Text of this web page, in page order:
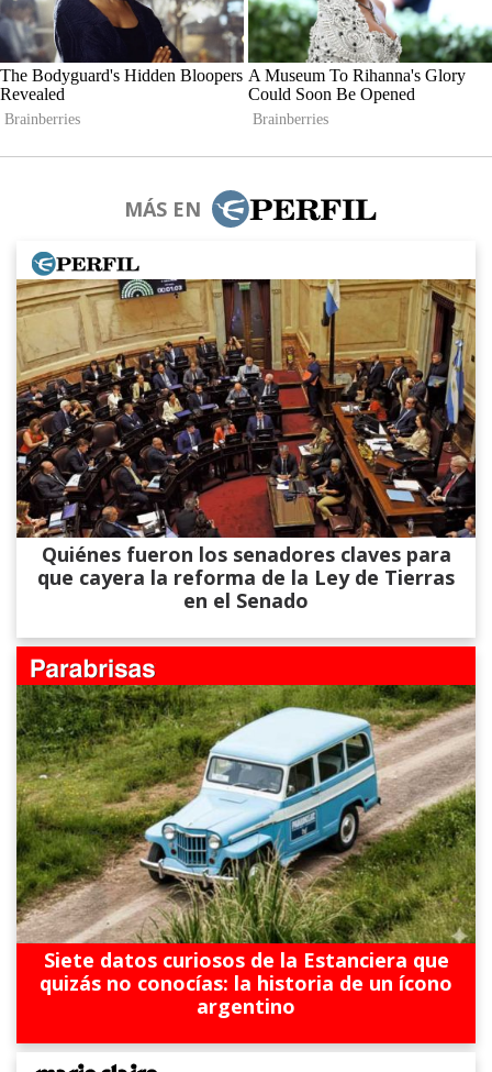
MÁS EN
Quiénes fueron los senadores claves para
que cayera la reforma de la Ley de Tierras
en el Senado
Siete datos curiosos de la Estanciera que
quizás no conocías: la historia de un ícono
argentino